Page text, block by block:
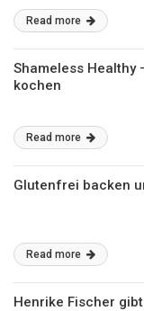
Read more
Shameless Healthy
kochen
Read more
Glutenfrei backen
Read more
Henrike Fischer